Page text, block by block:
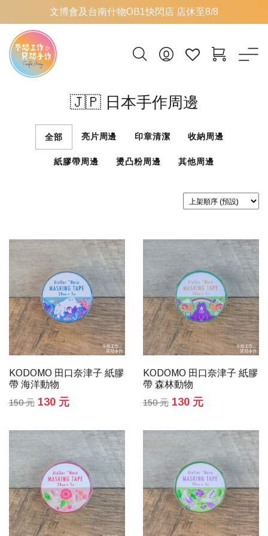
文博會及台南什物OB1快閃店 店休至8/8
🇯🇵 日本手作周邊
全部 亮片周邊 印章清潔 收納周邊
紙膠帶周邊 燙凸粉周邊 其他周邊
KODOMO 田口奈津子 紙膠
帶 海洋動物
150 元 130 元
KODOMO 田口奈津子 紙膠
帶 森林動物
150 元 130 元